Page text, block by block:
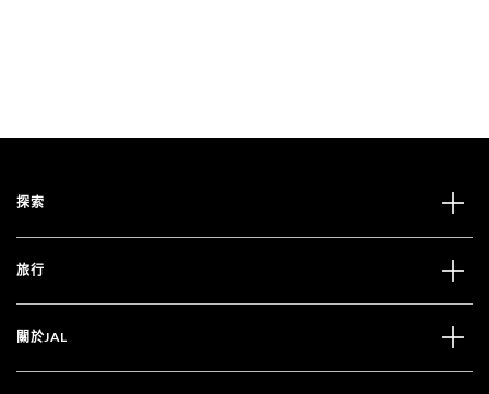
探索
旅行
關於JAL